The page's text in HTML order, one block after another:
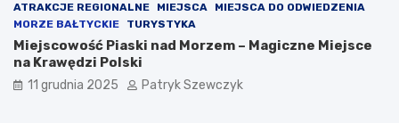
w
a
ć
n
o
e
l
a
k
s
ATRAKCJE REGIONALNE MIEJSCA
MIEJSCA DO ODWIEDZENIA
MORZE BAŁTYCKIE
TURYSTYKA
Miejscowość Piaski nad Morzem – Magiczne Miejsce
na Krawędzi Polski
11 grudnia 2025 Patryk Szewczyk